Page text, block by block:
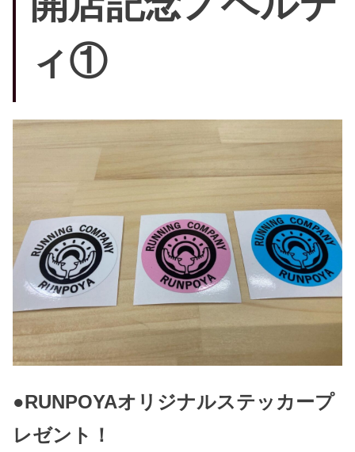
ィ①
●RUNPOYAオリジナルステッカープ
レゼント！